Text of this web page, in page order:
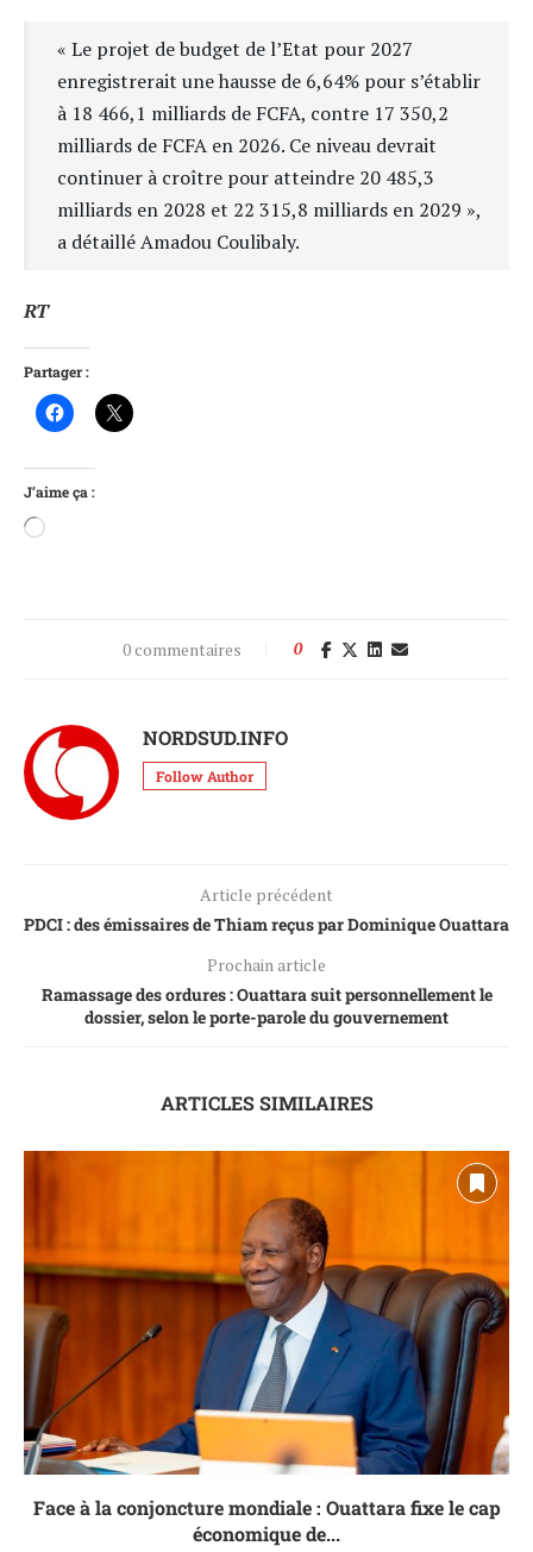
« Le projet de budget de l’Etat pour 2027
enregistrerait une hausse de 6,64% pour s’établir
à 18 466,1 milliards de FCFA, contre 17 350,2
milliards de FCFA en 2026. Ce niveau devrait
continuer à croître pour atteindre 20 485,3
milliards en 2028 et 22 315,8 milliards en 2029 »,
a détaillé Amadou Coulibaly.
RT
Partager :
J’aime ça :
0 commentaires 0
NORDSUD.INFO
Follow Author
Article précédent
PDCI : des émissaires de Thiam reçus par Dominique Ouattara
Prochain article
Ramassage des ordures : Ouattara suit personnellement le
dossier, selon le porte-parole du gouvernement
ARTICLES SIMILAIRES
Face à la conjoncture mondiale : Ouattara fixe le cap
économique de...